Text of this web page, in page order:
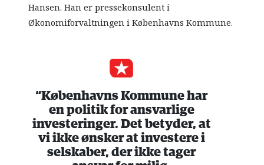
Hansen. Han er pressekonsulent i
Økonomiforvaltningen i Københavns Kommune.
“Københavns Kommune har
en politik for ansvarlige
investeringer. Det betyder, at
vi ikke ønsker at investere i
selskaber, der ikke tager